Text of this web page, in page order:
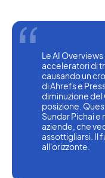
Le AI
acceleratori di
causando un
di Ahrefs e
diminuzione del
posizione.
Sundar Pichai
aziende, che
assottigliarsi. Il
all'orizzonte.